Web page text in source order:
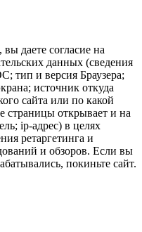
даете согласие на
данных (сведения
тип и версия Браузера;
источник откуда
сайта или по какой
страницы открывает и на
ip-адрес) в целях
ретаргетинга и
и обзоров. Если вы
покиньте сайт.